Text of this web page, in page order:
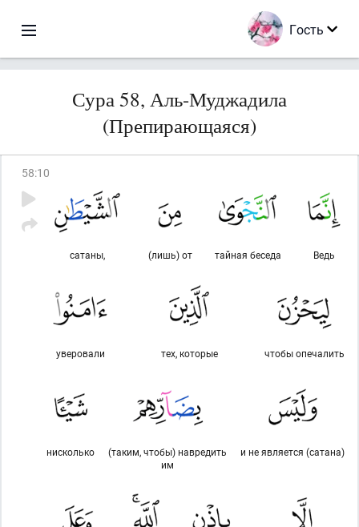
Гость
Сура 58, Аль-Муджадила
(Препирающаяся)
58:10
Ведь
тайная беседа
(лишь) от
сатаны,
чтобы опечалить
тех, которые
уверовали
и не является (сатана)
(таким, чтобы) навредить
им
нисколько